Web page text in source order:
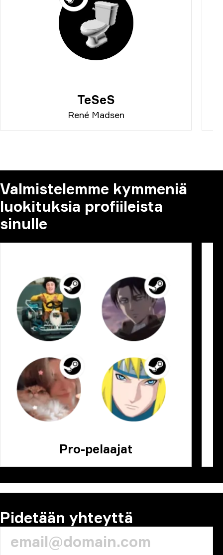
TeSeS
René Madsen
Valmistelemme kymmeniä
luokituksia profiileista
sinulle
Pro-pelaajat
Pidetään yhteyttä